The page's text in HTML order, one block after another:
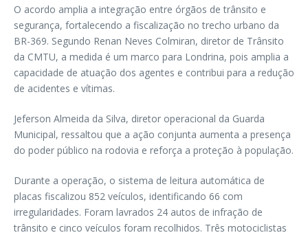
O acordo amplia a integração entre órgãos de trânsito e
segurança, fortalecendo a fiscalização no trecho urbano da
BR-369. Segundo Renan Neves Colmiran, diretor de Trânsito
da CMTU, a medida é um marco para Londrina, pois amplia a
capacidade de atuação dos agentes e contribui para a redução
de acidentes e vítimas.
Jeferson Almeida da Silva, diretor operacional da Guarda
Municipal, ressaltou que a ação conjunta aumenta a presença
do poder público na rodovia e reforça a proteção à população.
Durante a operação, o sistema de leitura automática de
placas fiscalizou 852 veículos, identificando 66 com
irregularidades. Foram lavrados 24 autos de infração de
trânsito e cinco veículos foram recolhidos. Três motociclistas